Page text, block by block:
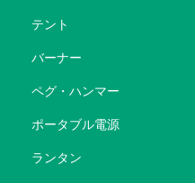
テント
バーナー
ペグ・ハンマー
ポータブル電源
ランタン